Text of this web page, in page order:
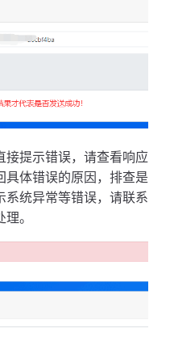
提示错误，请查看响应
具体错误的原因，排查是
系统异常等错误，请联系
。